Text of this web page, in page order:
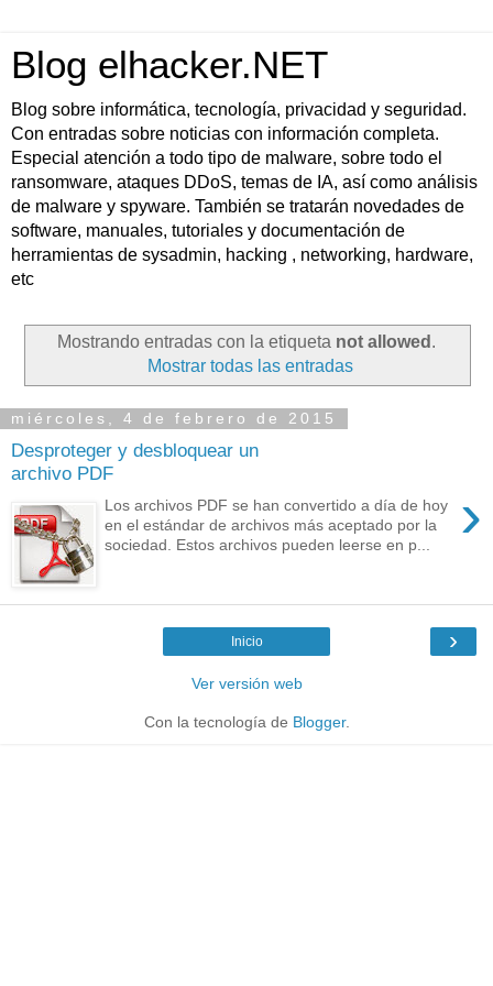
Blog elhacker.NET
Blog sobre informática, tecnología, privacidad y seguridad.
Con entradas sobre noticias con información completa.
Especial atención a todo tipo de malware, sobre todo el
ransomware, ataques DDoS, temas de IA, así como análisis
de malware y spyware. También se tratarán novedades de
software, manuales, tutoriales y documentación de
herramientas de sysadmin, hacking , networking, hardware,
etc
Mostrando entradas con la etiqueta not allowed .
Mostrar todas las entradas
miércoles, 4 de febrero de 2015
Desproteger y desbloquear un
archivo PDF
›
Los archivos PDF se han convertido a día de hoy
en el estándar de archivos más aceptado por la
sociedad. Estos archivos pueden leerse en p...
›
Inicio
Ver versión web
Con la tecnología de Blogger.